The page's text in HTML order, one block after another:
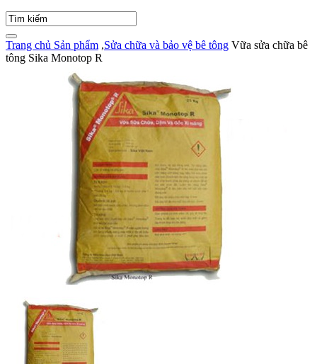
Trang chủ Sản phẩm ,Sửa chữa và bảo vệ bê tông Vữa sửa chữa bê
tông Sika Monotop R